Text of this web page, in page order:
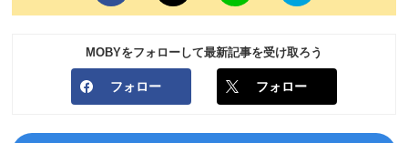
MOBYをフォローして最新記事を受け取ろう
フォロー フォロー